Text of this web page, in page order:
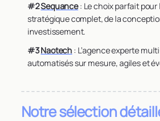
#2Sequance: Le choix parfait
stratégique complet, de la
investissement.
#3Naotech: L’agence experte
automatisés sur mesure, agiles et
Notre sélection